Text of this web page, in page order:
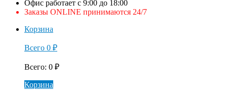
Офис работает с 9:00 до 18:00
Заказы ONLINE принимаются 24/7
Корзина
Всего 0 ₽
Всего: 0 ₽
Корзина